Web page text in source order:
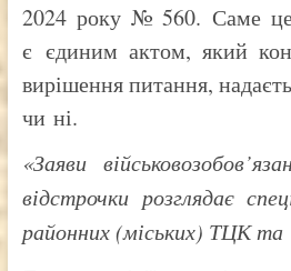
2024 року № 560. Саме
є єдиним актом, який
вирішення питання,
чи ні.
«Заяви
відстрочки розглядає
районних (міських) ТЦК